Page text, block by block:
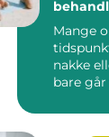
Mange
nakke
bare